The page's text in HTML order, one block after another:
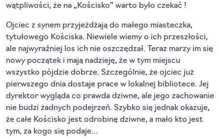
wątpliwości, że na „Kościsko” warto było czekać !
Ojciec z synem przyjeżdżają do małego miasteczka,
tytułowego Kościska. Niewiele wiemy o ich przeszłości,
ale najwyraźniej los ich nie oszczędzał. Teraz marzy im się
nowy początek i mają nadzieję, że w tym miejscu
wszystko pójdzie dobrze. Szczególnie, że ojciec już
pierwszego dnia dostaje prace w lokalnej bibliotece. Jej
dyrektor wygląda co prawda dziwne, ale jego zachowanie
nie budzi żadnych podejrzeń. Szybko się jednak okazuje,
że całe Kościsko jest odrobinę dziwne, a mało kto jest
tym, za kogo się podaje…